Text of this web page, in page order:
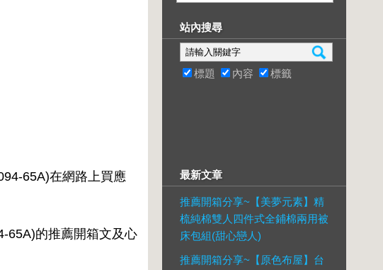
65A)在網路上買應
65A)的推薦開箱文及心
站內搜尋
標題 內容 標籤
最新文章
推薦開箱分享~【美夢元素】精
梳純棉雙人四件式全鋪棉兩用被
床包組(甜心戀人)
推薦開箱分享~【原色布屋】台